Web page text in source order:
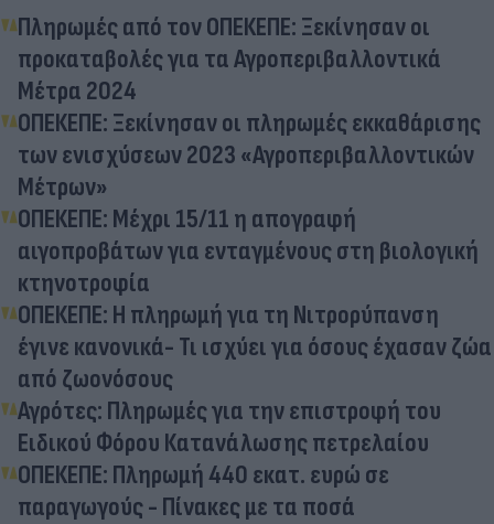
Πληρωμές από τον ΟΠΕΚΕΠΕ: Ξεκίνησαν οι
προκαταβολές για τα Αγροπεριβαλλοντικά
Μέτρα 2024
ΟΠΕΚΕΠΕ: Ξεκίνησαν οι πληρωμές εκκαθάρισης
των ενισχύσεων 2023 «Αγροπεριβαλλοντικών
Μέτρων»
ΟΠΕΚΕΠΕ: Μέχρι 15/11 η απογραφή
αιγοπροβάτων για ενταγμένους στη βιολογική
κτηνοτροφία
ΟΠΕΚΕΠΕ: Η πληρωμή για τη Νιτρορύπανση
έγινε κανονικά- Τι ισχύει για όσους έχασαν ζώα
από ζωονόσους
Αγρότες: Πληρωμές για την επιστροφή του
Ειδικού Φόρου Κατανάλωσης πετρελαίου
ΟΠΕΚΕΠΕ: Πληρωμή 440 εκατ. ευρώ σε
παραγωγούς - Πίνακες με τα ποσά